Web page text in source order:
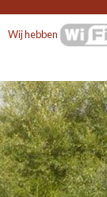
Wij hebben